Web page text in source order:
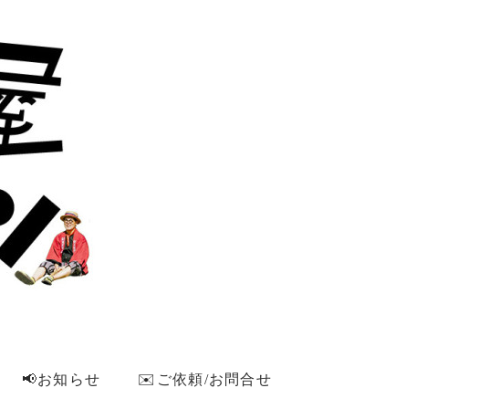
📢お知らせ ✉️ご依頼/お問合せ